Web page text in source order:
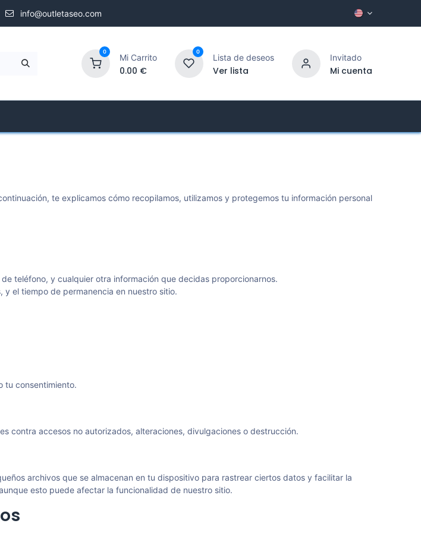
info@outletaseo.com
0
Mi Carrito
0.00 €
0
Lista de deseos
Ver lista
Invitado
Mi cuenta
te explicamos cómo recopilamos, utilizamos y protegemos tu información personal
teléfono, y cualquier otra información que decidas proporcionarnos.
el tiempo de permanencia en nuestro sitio.
tu consentimiento.
contra accesos no autorizados, alteraciones, divulgaciones o destrucción.
archivos que se almacenan en tu dispositivo para rastrear ciertos datos y facilitar la
esto puede afectar la funcionalidad de nuestro sitio.